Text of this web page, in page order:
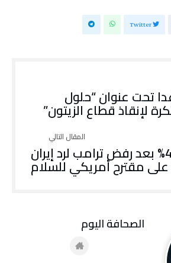
Twitter
تحت عنوان “حلول
لإنقاذ قطاع الزيتون”
النفط يقفز 4% بعد رفض ترامب لرد إيران
على مقترح أمريكي للسلام